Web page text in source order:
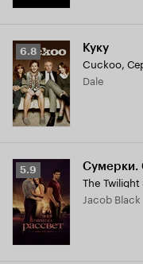
Рейтинг
Кинопоиска
6.8
6.8 Куку
Cuckoo,
Dale
Рейтинг
Кинопоиска
5.9
5.9 Сумерки.
The Twilight
Jacob Black